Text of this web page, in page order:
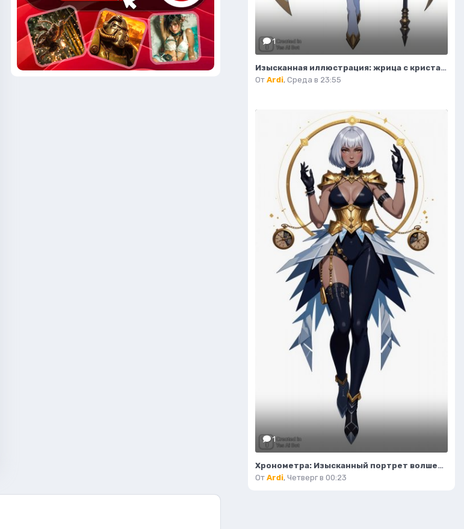
1
Изысканная иллюстрация: жрица с кристальным посохом и волшебным светом. Нейронная сеть Flux.1
От Ardi, Среда в 23:55
1
Хронометра: Изысканный портрет волшебницы времени и моды. Изображение из нейронной сети Flux Ai
От Ardi, Четверг в 00:23